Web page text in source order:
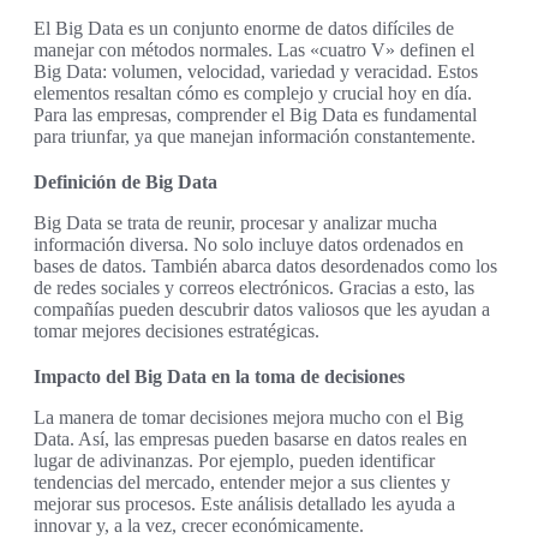
El Big Data es un conjunto enorme de datos difíciles de
manejar con métodos normales. Las «cuatro V» definen el
Big Data: volumen, velocidad, variedad y veracidad. Estos
elementos resaltan cómo es complejo y crucial hoy en día.
Para las empresas, comprender el Big Data es fundamental
para triunfar, ya que manejan información constantemente.
Definición de Big Data
Big Data se trata de reunir, procesar y analizar mucha
información diversa. No solo incluye datos ordenados en
bases de datos. También abarca datos desordenados como los
de redes sociales y correos electrónicos. Gracias a esto, las
compañías pueden descubrir datos valiosos que les ayudan a
tomar mejores decisiones estratégicas.
Impacto del Big Data en la toma de decisiones
La manera de tomar decisiones mejora mucho con el Big
Data. Así, las empresas pueden basarse en datos reales en
lugar de adivinanzas. Por ejemplo, pueden identificar
tendencias del mercado, entender mejor a sus clientes y
mejorar sus procesos. Este análisis detallado les ayuda a
innovar y, a la vez, crecer económicamente.